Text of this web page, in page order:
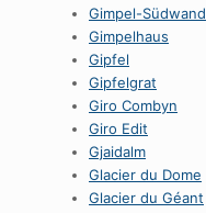
Gimpel-Südwand
Gimpelhaus
Gipfel
Gipfelgrat
Giro Combyn
Giro Edit
Gjaidalm
Glacier du Dome
Glacier du Géant